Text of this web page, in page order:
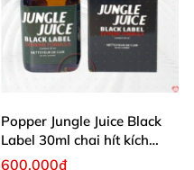
Popper Jungle Juice Black
Label 30ml chai hít kích
thích ham muốn mạnh
600.000₫